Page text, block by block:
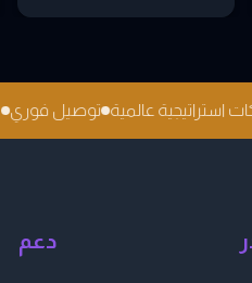
استراتيجية عالمية توصيل فوري
دعم